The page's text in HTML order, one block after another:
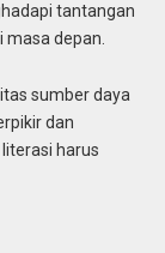
tantangan
depan.
sumber daya
dan
harus